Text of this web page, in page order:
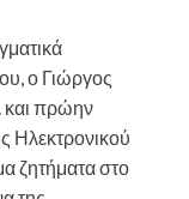
ο Γιώργος
πρώην
Ηλεκτρονικού
ζητήματα στο